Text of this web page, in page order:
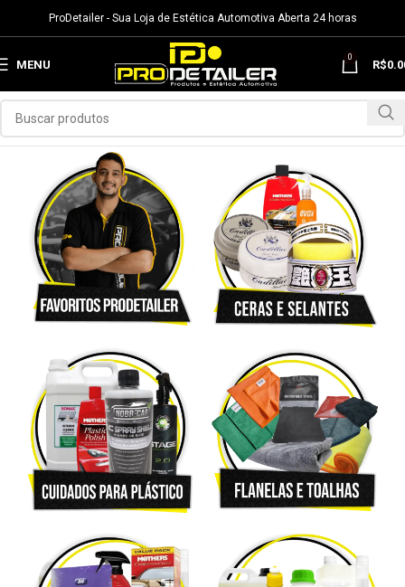
ProDetailer - Sua Loja de Estética Automotiva Aberta 24 horas
MENU
0
R$